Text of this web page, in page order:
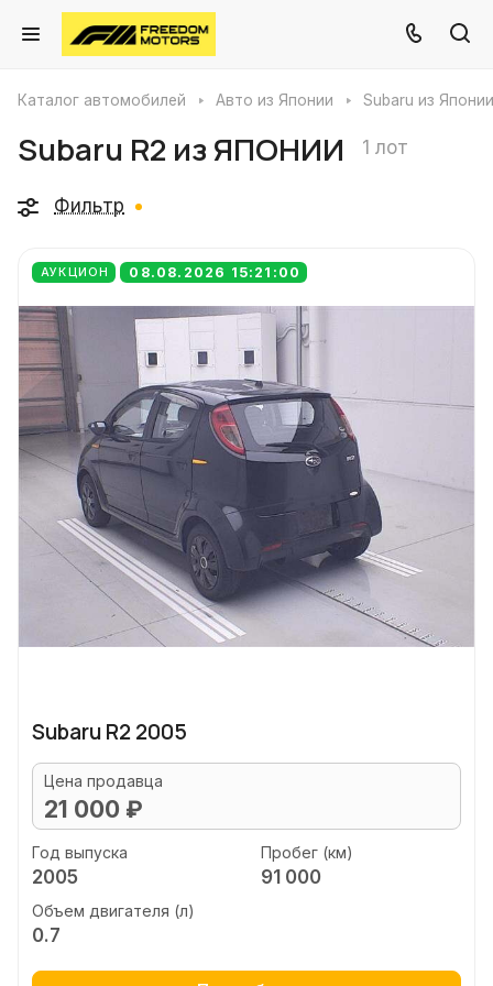
Каталог автомобилей Авто из Японии Subaru из Японии
Subaru R2 из ЯПОНИИ 1 лот
Фильтр
АУКЦИОН 08.08.2026 15:21:00
Subaru R2 2005
Цена продавца
21 000 ₽
Год выпуска
2005
Пробег (км)
91 000
Объем двигателя (л)
0.7